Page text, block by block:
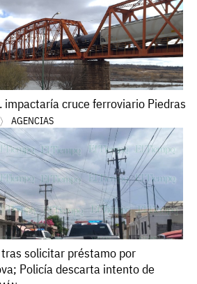
impactaría cruce ferroviario Piedras
AGENCIAS
solicitar préstamo por
Policía descarta intento de